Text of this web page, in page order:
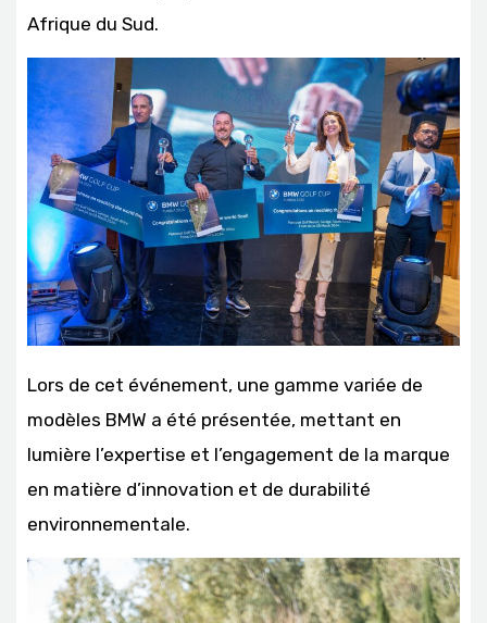
Afrique du Sud.
Lors de cet événement, une gamme variée de
modèles BMW a été présentée, mettant en
lumière l’expertise et l’engagement de la marque
en matière d’innovation et de durabilité
environnementale.